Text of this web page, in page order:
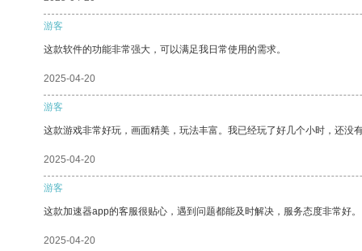
游客
这款软件的功能非常强大，可以满足我日常使用的需求。
2025-04-20
游客
这款游戏非常好玩，画面精美，玩法丰富。我已经玩了好几个小时，还没有
2025-04-20
游客
这款加速器app的客服很贴心，遇到问题都能及时解决，服务态度非常好。
2025-04-20